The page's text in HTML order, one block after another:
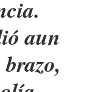
aun